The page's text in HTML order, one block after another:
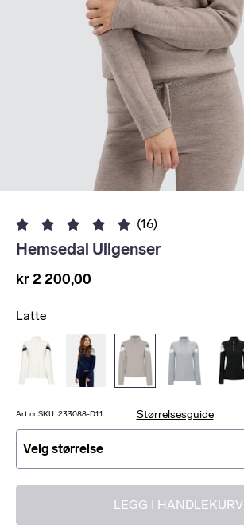
(16)
Hemsedal Ullgenser
kr 2 200,00
Latte
Art.nr SKU: 233088-D11 Størrelsesguide
Velg størrelse
LEGG I HANDLEKURV